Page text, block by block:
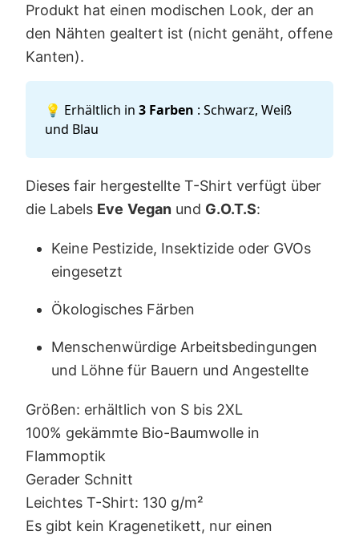
Produkt hat einen modischen Look, der an
den Nähten gealtert ist (nicht genäht, offene
Kanten).
💡 Erhältlich in 3 Farben : Schwarz, Weiß
und Blau
Dieses fair hergestellte T-Shirt verfügt über
die Labels Eve Vegan und G.O.T.S:
Keine Pestizide, Insektizide oder GVOs
eingesetzt
Ökologisches Färben
Menschenwürdige Arbeitsbedingungen
und Löhne für Bauern und Angestellte
Größen: erhältlich von S bis 2XL
100% gekämmte Bio-Baumwolle in
Flammoptik
Gerader Schnitt
Leichtes T-Shirt: 130 g/m²
Es gibt kein Kragenetikett, nur einen